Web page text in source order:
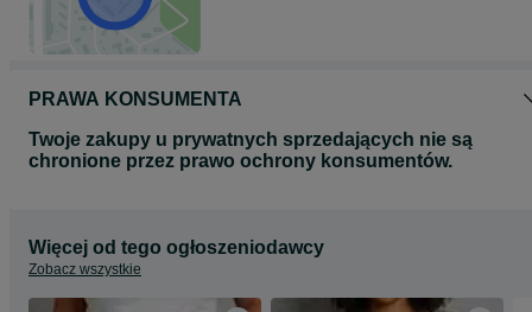
PRAWA KONSUMENTA
Twoje zakupy u prywatnych sprzedających nie są
chronione przez prawo ochrony konsumentów.
Więcej od tego ogłoszeniodawcy
Zobacz wszystkie